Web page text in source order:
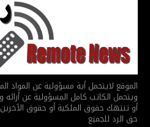
الموقع لايتحمل أية مسؤولية عن المواد
ويتحمل الكاتب كامل المسؤولية عن أرائه
أو تنتهك حقوق الملكية أو حقوق
حق الرد للجميع